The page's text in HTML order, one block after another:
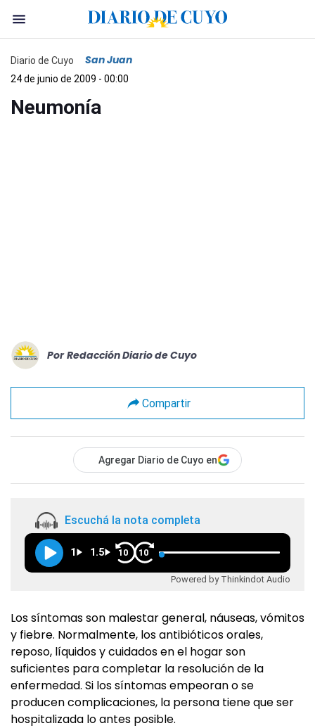
Diario de Cuyo San Juan
24 de junio de 2009 - 00:00
Neumonía
Por Redacción Diario de Cuyo
Compartir
Agregar Diario de Cuyo en
Escuchá la nota completa
1 1.5 10 10
Powered by Thinkindot Audio
Los síntomas son malestar general, náuseas, vómitos
y fiebre. Normalmente, los antibióticos orales,
reposo, líquidos y cuidados en el hogar son
suficientes para completar la resolución de la
enfermedad. Si los síntomas empeoran o se
producen complicaciones, la persona tiene que ser
hospitalizada lo antes posible.